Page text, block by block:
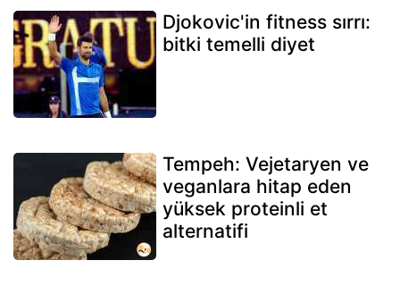
Djokovic'in fitness sırrı:
bitki temelli diyet
Tempeh: Vejetaryen ve
veganlara hitap eden
yüksek proteinli et
alternatifi